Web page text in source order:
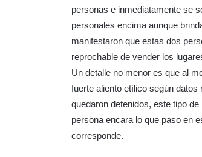
personas e inmediatamente se
personales encima aunque
manifestaron que estas dos
reprochable de vender los
Un detalle no menor es que al
fuerte aliento etílico según
quedaron detenidos, este tipo
persona encara lo que paso en
corresponde.